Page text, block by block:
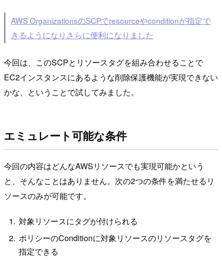
AWS OrganizationsのSCPでresourceやconditionが指定で
きるようになりさらに便利になりました
今回は、このSCPとリソースタグを組み合わせることで
EC2インスタンスにあるような削除保護機能が実現できない
かな、ということで試してみました。
エミュレート可能な条件
今回の内容はどんなAWSリソースでも実現可能かという
と、そんなことはありません。次の2つの条件を満たせるリ
ソースのみが可能です。
対象リソースにタグが付けられる
ポリシーのConditionに対象リソースのリソースタグを
指定できる